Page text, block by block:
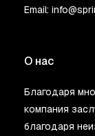
Email:
О нас
Благодаря
компания
благодаря